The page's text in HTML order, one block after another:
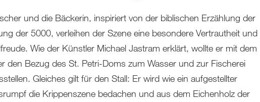
und die Bäckerin, inspiriert von der biblischen Erzählung der
der 5000, verleihen der Szene eine besondere Vertrautheit und
Wie der Künstler Michael Jastram erklärt, wollte er mit dem
den Bezug des St. Petri-Doms zum Wasser und zur Fischerei
Gleiches gilt für den Stall: Er wird wie ein aufgestellter
die Krippenszene bedachen und aus dem Eichenholz der